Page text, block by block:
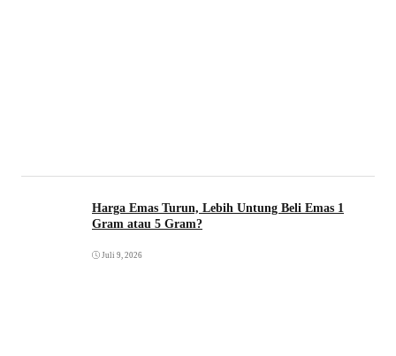
Harga Emas Turun, Lebih Untung Beli Emas 1
Gram atau 5 Gram?
Juli 9, 2026